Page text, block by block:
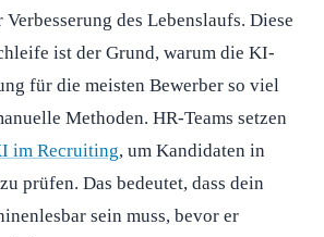
des Lebenslaufs. Diese
ist der Grund, warum die KI-
für die meisten Bewerber so viel
Methoden. HR-Teams setzen
im Recruiting, um Kandidaten in
prüfen. Das bedeutet, dass dein
sein muss, bevor er